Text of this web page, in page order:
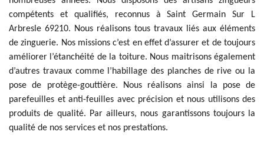
compétents et qualifiés, reconnus à Saint Germain Sur L
Arbresle 69210. Nous réalisons tous travaux liés aux éléments
de zinguerie. Nos missions c’est en effet d’assurer et de toujours
améliorer l’étanchéité de la toiture. Nous maitrisons également
d’autres travaux comme l’habillage des planches de rive ou la
pose de protège-gouttière. Nous réalisons ainsi la pose de
parefeuilles et anti-feuilles avec précision et nous utilisons des
produits de qualité. Par ailleurs, nous garantissons toujours la
qualité de nos services et nos prestations.